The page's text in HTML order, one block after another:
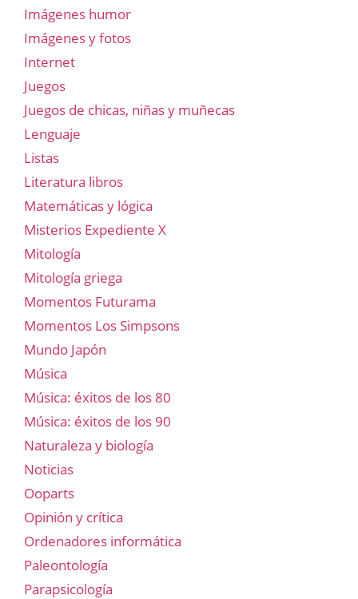
Imágenes humor
Imágenes y fotos
Internet
Juegos
Juegos de chicas, niñas y muñecas
Lenguaje
Listas
Literatura libros
Matemáticas y lógica
Misterios Expediente X
Mitología
Mitología griega
Momentos Futurama
Momentos Los Simpsons
Mundo Japón
Música
Música: éxitos de los 80
Música: éxitos de los 90
Naturaleza y biología
Noticias
Ooparts
Opinión y crítica
Ordenadores informática
Paleontología
Parapsicología